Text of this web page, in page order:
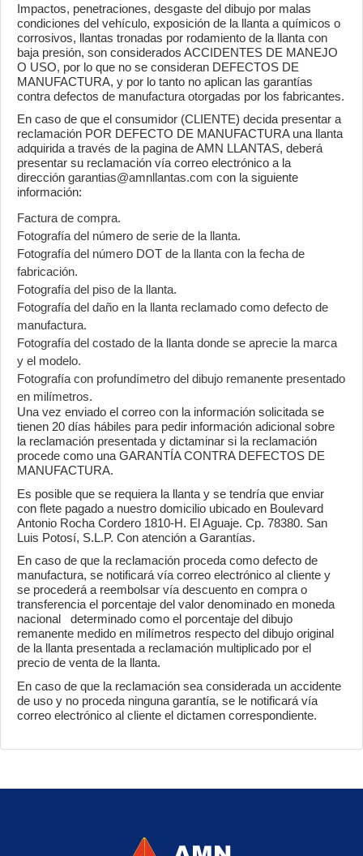
Impactos, penetraciones, desgaste del dibujo por malas
condiciones del vehículo, exposición de la llanta a químicos o
corrosivos, llantas tronadas por rodamiento de la llanta con
baja presión, son considerados ACCIDENTES DE MANEJO
O USO, por lo que no se consideran DEFECTOS DE
MANUFACTURA, y por lo tanto no aplican las garantías
contra defectos de manufactura otorgadas por los fabricantes.
En caso de que el consumidor (CLIENTE) decida presentar a
reclamación POR DEFECTO DE MANUFACTURA una llanta
adquirida a través de la pagina de AMN LLANTAS, deberá
presentar su reclamación vía correo electrónico a la
dirección garantias@amnllantas.com con la siguiente
información:
Factura de compra.
Fotografía del número de serie de la llanta.
Fotografía del número DOT de la llanta con la fecha de
fabricación.
Fotografía del piso de la llanta.
Fotografía del daño en la llanta reclamado como defecto de
manufactura.
Fotografía del costado de la llanta donde se aprecie la marca
y el modelo.
Fotografía con profundímetro del dibujo remanente presentado
en milímetros.
Una vez enviado el correo con la información solicitada se
tienen 20 días hábiles para pedir información adicional sobre
la reclamación presentada y dictaminar si la reclamación
procede como una GARANTÍA CONTRA DEFECTOS DE
MANUFACTURA.
Es posible que se requiera la llanta y se tendría que enviar
con flete pagado a nuestro domicilio ubicado en Boulevard
Antonio Rocha Cordero 1810-H. El Aguaje. Cp. 78380. San
Luis Potosí, S.L.P. Con atención a Garantías.
En caso de que la reclamación proceda como defecto de
manufactura, se notificará vía correo electrónico al cliente y
se procederá a reembolsar vía descuento en compra o
transferencia el porcentaje del valor denominado en moneda
nacional determinado como el porcentaje del dibujo
remanente medido en milímetros respecto del dibujo original
de la llanta presentada a reclamación multiplicado por el
precio de venta de la llanta.
En caso de que la reclamación sea considerada un accidente
de uso y no proceda ninguna garantía, se le notificará vía
correo electrónico al cliente el dictamen correspondiente.